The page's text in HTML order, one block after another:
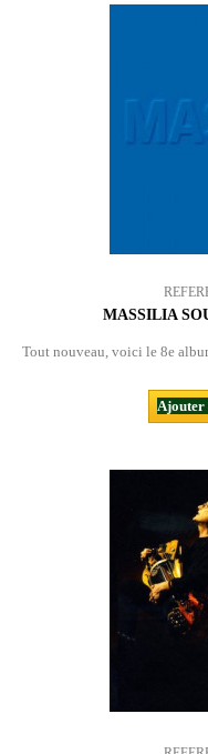
MASSILIA
Tout nouveau, voici le 8e
Ajouter